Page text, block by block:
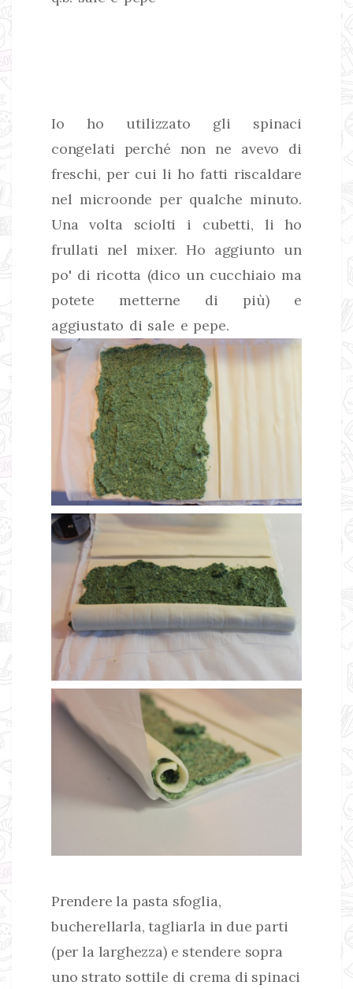
Io ho utilizzato gli spinaci
congelati perché non ne avevo di
freschi, per cui li ho fatti riscaldare
nel microonde per qualche minuto.
Una volta sciolti i cubetti, li ho
frullati nel mixer. Ho aggiunto un
po' di ricotta (dico un cucchiaio ma
potete metterne di più) e
aggiustato di sale e pepe.
Prendere la pasta sfoglia,
bucherellarla, tagliarla in due parti
(per la larghezza) e stendere sopra
uno strato sottile di crema di spinaci